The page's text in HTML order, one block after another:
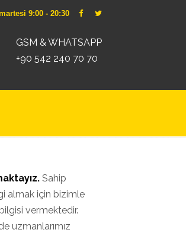
9:00 - 20:30
GSM & WHATSAPP
+90 542 240 70 70
Sahip
almak için bizimle
vermektedir.
uzmanlarımız